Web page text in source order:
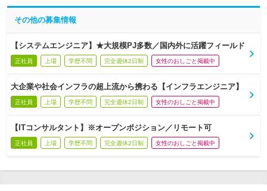
その他の募集情報
【システムエンジニア】★大規模PJ多数／国内外に活躍フィールド
正社員 上場 学歴不問 完全週休2日制 女性のおしごと掲載中
大企業や社会インフラの超上流から携わる【インフラエンジニア】
正社員 上場 学歴不問 完全週休2日制 女性のおしごと掲載中
【ITコンサルタント】※オープンポジション／リモート可
正社員 上場 学歴不問 完全週休2日制 女性のおしごと掲載中